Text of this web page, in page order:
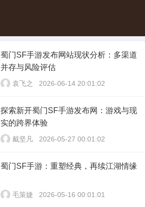
蜀门SF手游发布网站现状分析：多渠道
并存与风险评估
袁飞之 2026-06-14 20:01:02
探索新开蜀门SF手游发布网：游戏与现
实的跨界体验
戴坚凡 2026-05-27 00:01:02
蜀门SF手游：重塑经典，再续江湖情缘
毛策婕 2026-05-16 00:01:01